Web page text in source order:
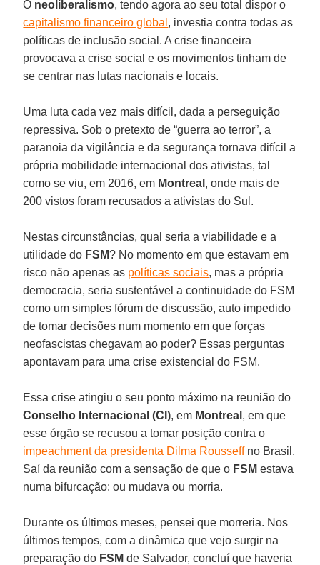
O neoliberalismo, tendo agora ao seu total dispor o
capitalismo financeiro global , investia contra todas as
políticas de inclusão social. A crise financeira
provocava a crise social e os movimentos tinham de
se centrar nas lutas nacionais e locais.
Uma luta cada vez mais difícil, dada a perseguição
repressiva. Sob o pretexto de “guerra ao terror”, a
paranoia da vigilância e da segurança tornava difícil a
própria mobilidade internacional dos ativistas, tal
como se viu, em 2016, em Montreal , onde mais de
200 vistos foram recusados a ativistas do Sul.
Nestas circunstâncias, qual seria a viabilidade e a
utilidade do FSM? No momento em que estavam em
risco não apenas as políticas sociais, mas a própria
democracia, seria sustentável a continuidade do FSM
como um simples fórum de discussão, auto impedido
de tomar decisões num momento em que forças
neofascistas chegavam ao poder? Essas perguntas
apontavam para uma crise existencial do FSM.
Essa crise atingiu o seu ponto máximo na reunião do
Conselho Internacional (CI), em Montreal , em que
esse órgão se recusou a tomar posição contra o
impeachment da presidenta Dilma Rousseffno Brasil.
Saí da reunião com a sensação de que o FSM estava
numa bifurcação: ou mudava ou morria.
Durante os últimos meses, pensei que morreria. Nos
últimos tempos, com a dinâmica que vejo surgir na
preparação do FSM de Salvador, concluí que haveria